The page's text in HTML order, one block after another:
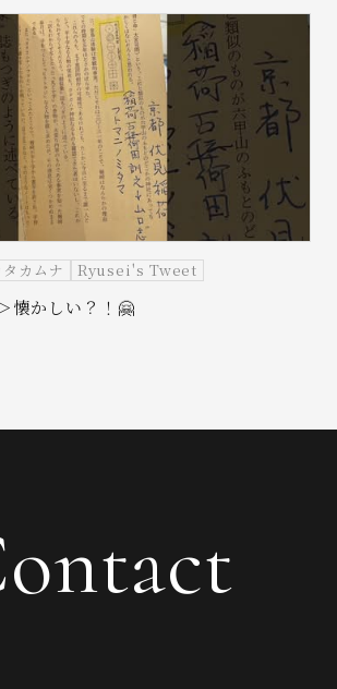
カムナ Ryusei's Tweet
懐かしい？！🤗